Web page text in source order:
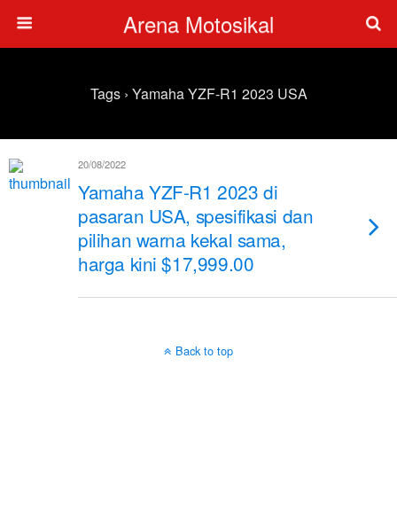
Arena Motosikal
Tags › Yamaha YZF-R1 2023 USA
20/08/2022
Yamaha YZF-R1 2023 di
pasaran USA, spesifikasi dan
pilihan warna kekal sama,
harga kini $17,999.00
Back to top